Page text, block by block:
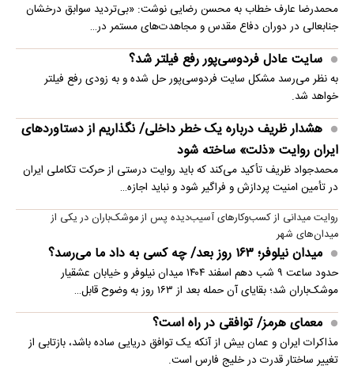
محمدرضا عارف خطاب به محسن رضایی نوشت: «بی‌تردید سوابق درخشان
جنابعالی در دوران دفاع مقدس و مجاهدت‌های مستمر در…
سایت عادل فردوسی‌پور رفع فیلتر شد؟
به نظر می‌رسد مشکل سایت فردوسی‌پور حل شده و به زودی رفع فیلتر
خواهد شد.
هشدار ظریف درباره یک خطر داخلی/ نگذاریم از دستاوردهای
ایران روایت «ذلت» ساخته شود
محمدجواد ظریف تأکید می‌کند که باید روایت درستی از حرکت تکاملی ایران
در تأمین امنیت پردازش و فراگیر شود و نباید اجازه…
روایت میدانی از کسب‌وکارهای آسیب‌دیده پس از موشک‌باران در یکی از
میدان‌های شهر
میدان نیلوفر؛ ۱۶۳ روز بعد/ چه کسی به داد ما می‌رسد؟
حدود ساعت ۹ شب دهم اسفند ۱۴۰۴ میدان نیلوفر و خیابان عشقیار
موشک‌باران شد؛ بقایای آن حمله بعد از ۱۶۳ روز به وضوح قابل…
معمای هرمز/ توافقی در راه است؟
مذاکرات ایران و عمان بیش از آنکه یک توافق دریایی ساده باشد، بازتابی از
تغییر ساختار قدرت در خلیج فارس است.